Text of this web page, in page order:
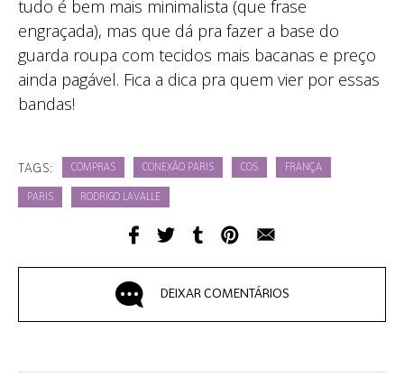
tudo é bem mais minimalista (que frase
engraçada), mas que dá pra fazer a base do
guarda roupa com tecidos mais bacanas e preço
ainda pagável. Fica a dica pra quem vier por essas
bandas!
TAGS: COMPRAS CONEXÃO PARIS COS FRANÇA
PARIS RODRIGO LAVALLE
DEIXAR COMENTÁRIOS